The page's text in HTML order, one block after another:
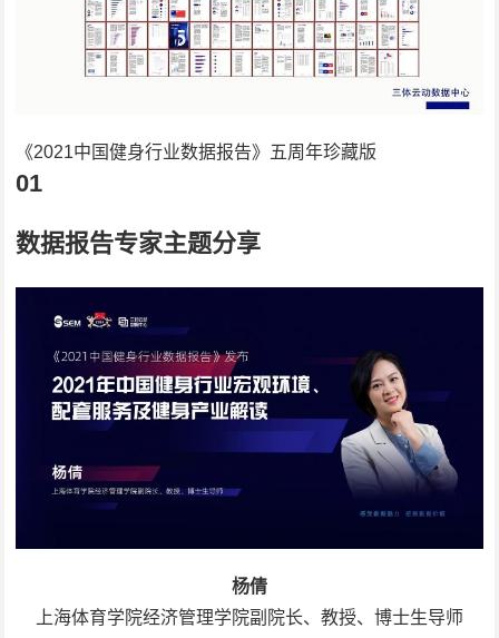
《2021中国健身行业数据报告》五周年珍藏版
01
数据报告专家主题分享
杨倩
上海体育学院经济管理学院副院长、教授、博士生导师